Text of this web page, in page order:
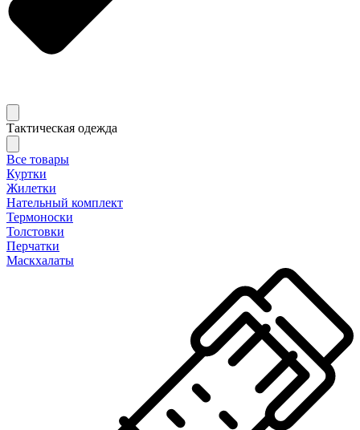
Тактическая одежда
Все товары
Куртки
Жилетки
Нательный комплект
Термоноски
Толстовки
Перчатки
Маскхалаты